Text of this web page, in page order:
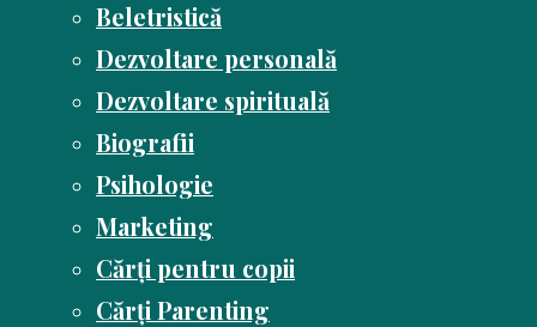
Beletristică
Dezvoltare personală
Dezvoltare spirituală
Biografii
Psihologie
Marketing
Cărți pentru copii
Cărți Parenting